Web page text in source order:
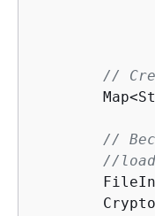
//
//
//